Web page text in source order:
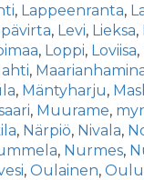
, Lappeenranta,
, Levi, Lieksa,
, Loppi, Loviisa,
,
, Mäntyharju,
, Muurame,
, Närpiö, Nivala,
, Nurmes,
, Oulainen, Oulu